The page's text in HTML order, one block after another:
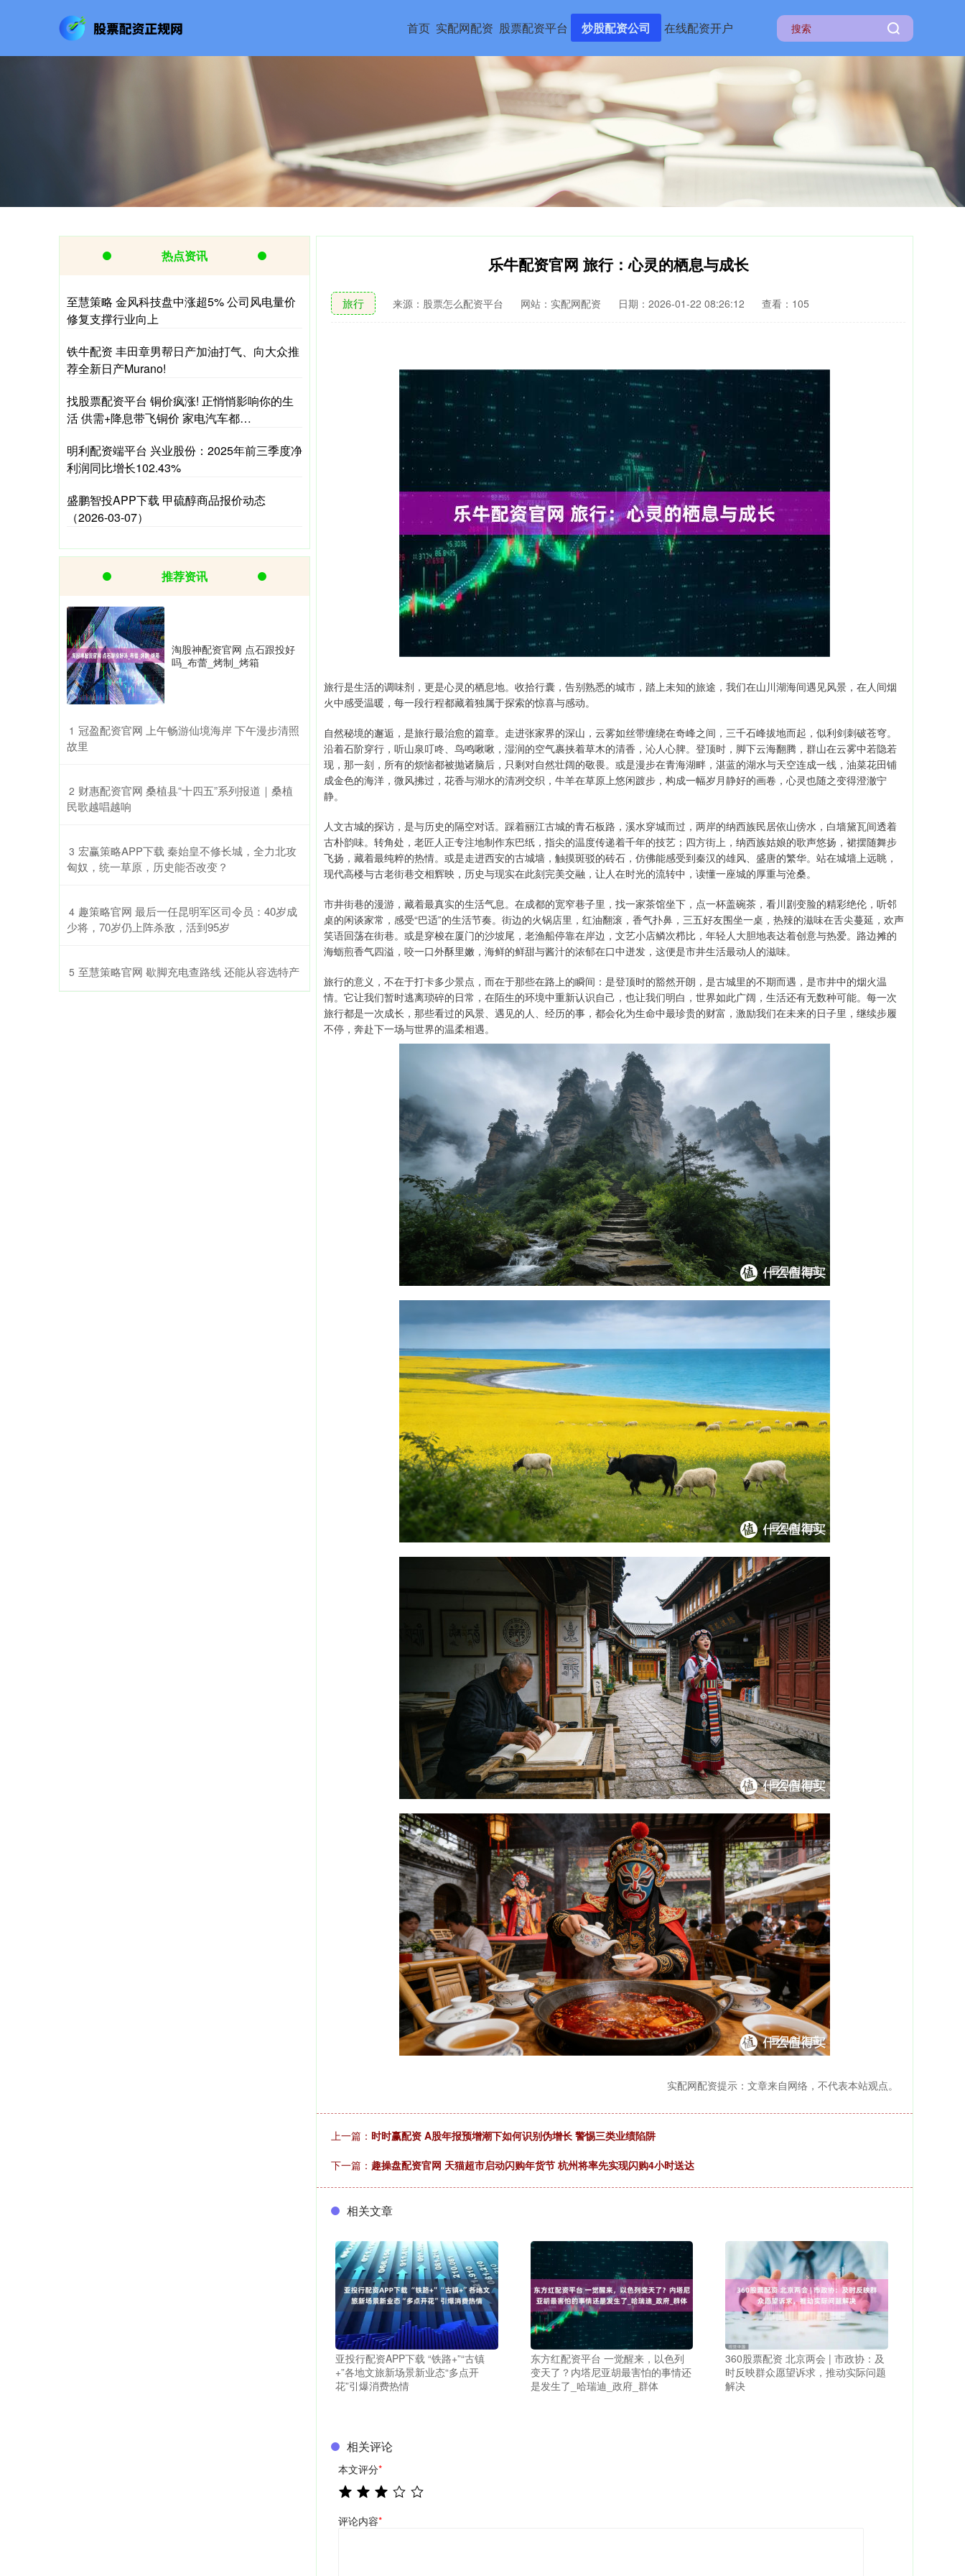
首页 实配网配资 股票配资平台 炒股配资公司 在线配资开户
乐牛配资官网 旅行：心灵的栖息与成长
旅行 来源：股票怎么配资平台 网站：实配网配资 日期：2026-01-22 08:26:12 查看：105
旅行是生活的调味剂，更是心灵的栖息地。收拾行囊，告别熟悉的城市，踏上未知的旅途，我们在山川湖海间遇见风景，在人间烟
火中感受温暖，每一段行程都藏着独属于探索的惊喜与感动。
自然秘境的邂逅，是旅行最治愈的篇章。走进张家界的深山，云雾如丝带缠绕在奇峰之间，三千石峰拔地而起，似利剑刺破苍穹。
沿着石阶穿行，听山泉叮咚、鸟鸣啾啾，湿润的空气裹挟着草木的清香，沁人心脾。登顶时，脚下云海翻腾，群山在云雾中若隐若
现，那一刻，所有的烦恼都被抛诸脑后，只剩对自然壮阔的敬畏。或是漫步在青海湖畔，湛蓝的湖水与天空连成一线，油菜花田铺
成金色的海洋，微风拂过，花香与湖水的清冽交织，牛羊在草原上悠闲踱步，构成一幅岁月静好的画卷，心灵也随之变得澄澈宁
静。
人文古城的探访，是与历史的隔空对话。踩着丽江古城的青石板路，溪水穿城而过，两岸的纳西族民居依山傍水，白墙黛瓦间透着
古朴韵味。转角处，老匠人正专注地制作东巴纸，指尖的温度传递着千年的技艺；四方街上，纳西族姑娘的歌声悠扬，裙摆随舞步
飞扬，藏着最纯粹的热情。或是走进西安的古城墙，触摸斑驳的砖石，仿佛能感受到秦汉的雄风、盛唐的繁华。站在城墙上远眺，
现代高楼与古老街巷交相辉映，历史与现实在此刻完美交融，让人在时光的流转中，读懂一座城的厚重与沧桑。
市井街巷的漫游，藏着最真实的生活气息。在成都的宽窄巷子里，找一家茶馆坐下，点一杯盖碗茶，看川剧变脸的精彩绝伦，听邻
桌的闲谈家常，感受“巴适”的生活节奏。街边的火锅店里，红油翻滚，香气扑鼻，三五好友围坐一桌，热辣的滋味在舌尖蔓延，欢声
笑语回荡在街巷。或是穿梭在厦门的沙坡尾，老渔船停靠在岸边，文艺小店鳞次栉比，年轻人大胆地表达着创意与热爱。路边摊的
海蛎煎香气四溢，咬一口外酥里嫩，海鲜的鲜甜与酱汁的浓郁在口中迸发，这便是市井生活最动人的滋味。
旅行的意义，不在于打卡多少景点，而在于那些在路上的瞬间：是登顶时的豁然开朗，是古城里的不期而遇，是市井中的烟火温
情。它让我们暂时逃离琐碎的日常，在陌生的环境中重新认识自己，也让我们明白，世界如此广阔，生活还有无数种可能。每一次
旅行都是一次成长，那些看过的风景、遇见的人、经历的事，都会化为生命中最珍贵的财富，激励我们在未来的日子里，继续步履
不停，奔赴下一场与世界的温柔相遇。
实配网配资提示：文章来自网络，不代表本站观点。
上一篇： 时时赢配资 A股年报预增潮下如何识别伪增长 警惕三类业绩陷阱
下一篇： 趣操盘配资官网 天猫超市启动闪购年货节 杭州将率先实现闪购4小时送达
相关文章
亚投行配资APP下载 “铁路+”“古镇
+”各地文旅新场景新业态“多点开
花”引爆消费热情
东方红配资平台 一觉醒来，以色列
变天了？内塔尼亚胡最害怕的事情还
是发生了_哈瑞迪_政府_群体
360股票配资 北京两会 | 市政协：及
时反映群众愿望诉求，推动实际问题
解决
相关评论
本文评分*
评论内容*
热点资讯
至慧策略 金风科技盘中涨超5% 公司风电量价
修复支撑行业向上
铁牛配资 丰田章男帮日产加油打气、向大众推
荐全新日产Murano!
找股票配资平台 铜价疯涨! 正悄悄影响你的生
活 供需+降息带飞铜价 家电汽车都…
明利配资端平台 兴业股份：2025年前三季度净
利润同比增长102.43%
盛鹏智投APP下载 甲硫醇商品报价动态
（2026-03-07）
推荐资讯
淘股神配资官网 点石跟投好
吗_布蕾_烤制_烤箱
1 ​冠盈配资官网 上午畅游仙境海岸 下午漫步清照
故里
2 ​财惠配资官网 桑植县“十四五”系列报道｜桑植
民歌越唱越响
3 ​宏赢策略APP下载 秦始皇不修长城，全力北攻
匈奴，统一草原，历史能否改变？
4 ​趣策略官网 最后一任昆明军区司令员：40岁成
少将，70岁仍上阵杀敌，活到95岁
5 ​至慧策略官网 歇脚充电查路线 还能从容选特产